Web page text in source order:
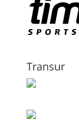
Transur